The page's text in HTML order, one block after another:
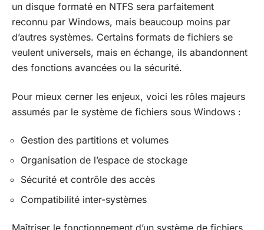
un disque formaté en NTFS sera parfaitement
reconnu par Windows, mais beaucoup moins par
d’autres systèmes. Certains formats de fichiers se
veulent universels, mais en échange, ils abandonnent
des fonctions avancées ou la sécurité.
Pour mieux cerner les enjeux, voici les rôles majeurs
assumés par le système de fichiers sous Windows :
Gestion des partitions et volumes
Organisation de l’espace de stockage
Sécurité et contrôle des accès
Compatibilité inter-systèmes
Maîtriser le fonctionnement d’un système de fichiers,